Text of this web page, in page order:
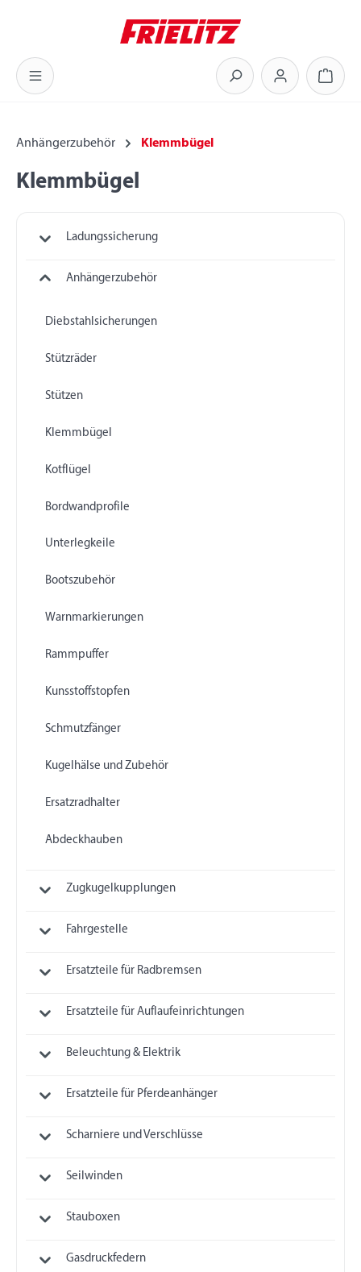
Zum Hauptinhalt springen
Anhängerzubehör Klemmbügel
Klemmbügel
Ladungssicherung
Anhängerzubehör
Diebstahlsicherungen
Stützräder
Stützen
Klemmbügel
Kotflügel
Bordwandprofile
Unterlegkeile
Bootszubehör
Warnmarkierungen
Rammpuffer
Kunsstoffstopfen
Schmutzfänger
Kugelhälse und Zubehör
Ersatzradhalter
Abdeckhauben
Zugkugelkupplungen
Fahrgestelle
Ersatzteile für Radbremsen
Ersatzteile für Auflaufeinrichtungen
Beleuchtung & Elektrik
Ersatzteile für Pferdeanhänger
Scharniere und Verschlüsse
Seilwinden
Stauboxen
Gasdruckfedern